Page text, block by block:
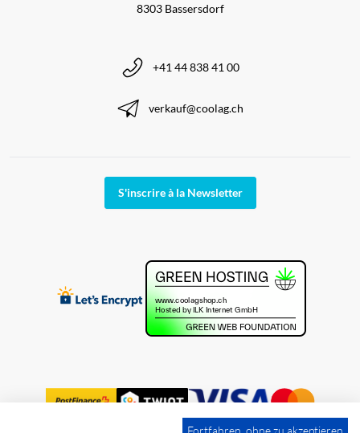
8303 Bassersdorf
+41 44 838 41 00
verkauf@coolag.ch
S'inscrire à la Newsletter
Fortfahren, ohne zu akzeptieren